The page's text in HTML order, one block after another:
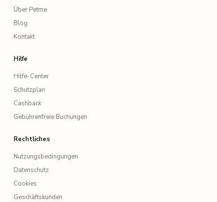
Über Petme
Blog
Kontakt
Hilfe
Hilfe-Center
Schutzplan
Cashback
Gebührenfreie Buchungen
Rechtliches
Nutzungsbedingungen
Datenschutz
Cookies
Geschäftskunden